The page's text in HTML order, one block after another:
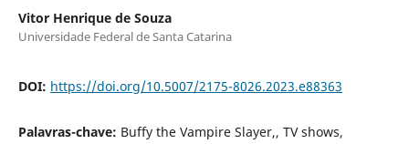
Vitor Henrique de Souza
Universidade Federal de Santa Catarina
DOI: https://doi.org/10.5007/2175-8026.2023.e88363
Palavras-chave: Buffy the Vampire Slayer,, TV shows,